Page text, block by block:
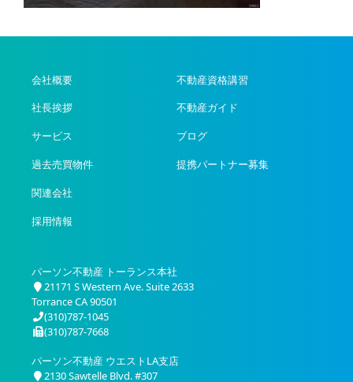
会社概要
社長挨拶
サービス
過去売買物件
関連会社
採用情報
不動産資格講習
不動産ガイド
ブログ
提携パートナー募集
パーソン不動産 トーランス本社
21171 S Western Ave. Suite 2633
Torrance CA 90501
(310)787-1045
(310)787-7668
パーソン不動産 ウエストLA支店
2130 Sawtelle Blvd. #307